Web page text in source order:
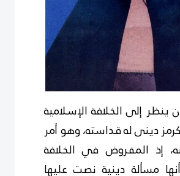
ينظر إلى الخلافة الإسلامية
دينى له قداسته، وهو أمر
إذ المفروض في الخلافة
مسألة دينية نصت عليها